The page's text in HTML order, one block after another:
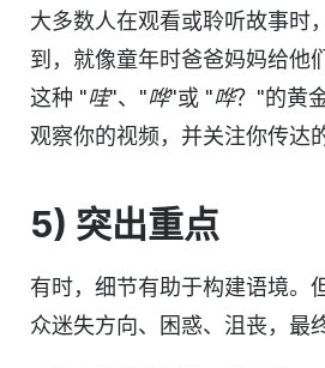
大多数人在观看或聆听故事时
到，就像童年时爸爸妈妈给他
这种 "哇"、"哗"或 "哗？"的黄
观察你的视频，并关注你传达
5) 突出重点
有时，细节有助于构建语境。
众迷失方向、困惑、沮丧，最